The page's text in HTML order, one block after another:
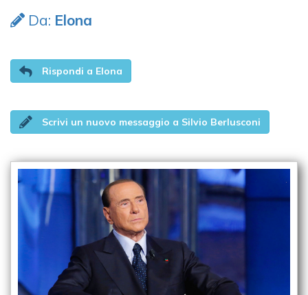
Da: Elona
Rispondi a Elona
Scrivi un nuovo messaggio a Silvio Berlusconi